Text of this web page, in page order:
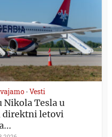
• Vesti
Nikola Tesla u
direktni letovi